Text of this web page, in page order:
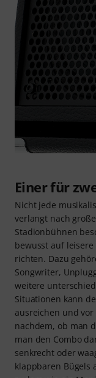
Einer für
Nicht jede
verlangt nach
Stadionbühnen
bewusst auf
richten. Dazu
Songwriter,
weitere
Situationen kann
ausreichen und
nachdem, ob man
man den Combo
senkrecht oder
klappbaren Bügels